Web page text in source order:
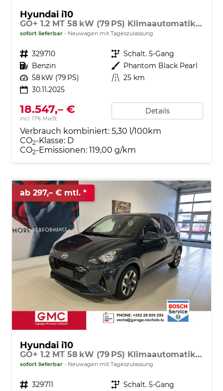
Hyundai i10
GO+ 1.2 MT 58 kW (79 PS) Klimaautomatik, Navigationssystem, Apple CarPlay & Android Auto, Sitzheizung, Lenkradheizung, Einparkhilfe hinten, Rückfahrkamera, Privacy Glass, 15" Leichtmetallfelgen, uvm.
sofort lieferbar Neuwagen mit Tageszulassung
Fahrzeugnr. 329710 Getriebe Schalt. 5-Gang
Kraftstoff Benzin Außenfarbe Phantom Black Pearl
Leistung 58 kW (79 PS) Kilometerstand 25 km
30.11.2025
18.547,– €
incl. 17% MwSt.
Details
Verbrauch kombiniert: 5,30 l/100km
CO2-Klasse: D
CO2-Emissionen: 119,00 g/km
ab 297,– € mtl.
Hyundai i10
GO+ 1.2 MT 58 kW (79 PS) Klimaautomatik, Navigationssystem, Apple CarPlay & Android Auto, Sitzheizung, Lenkradheizung, Einparkhilfe hinten, Rückfahrkamera, Privacy Glass, 15" Leichtmetallfelgen, uvm.
sofort lieferbar Neuwagen mit Tageszulassung
Fahrzeugnr. 329711 Getriebe Schalt. 5-Gang